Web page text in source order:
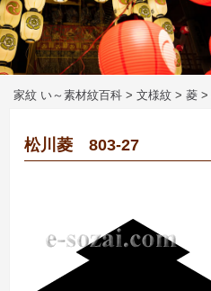
家紋 い～素材紋百科 > 文様紋 > 菱 >
松川菱 803-27